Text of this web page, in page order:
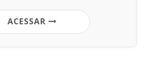
ACESSAR